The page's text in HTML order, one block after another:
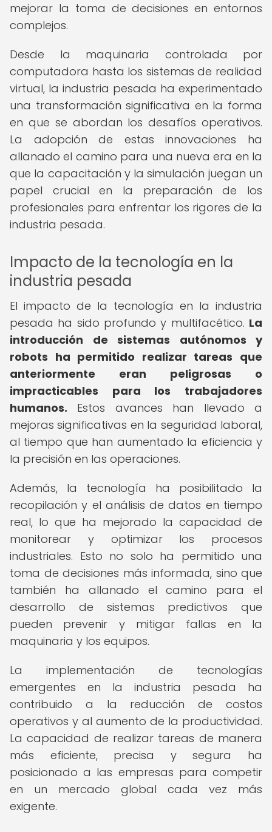
mejorar la toma de decisiones en entornos
complejos.
Desde la maquinaria controlada por
computadora hasta los sistemas de realidad
virtual, la industria pesada ha experimentado
una transformación significativa en la forma
en que se abordan los desafíos operativos.
La adopción de estas innovaciones ha
allanado el camino para una nueva era en la
que la capacitación y la simulación juegan un
papel crucial en la preparación de los
profesionales para enfrentar los rigores de la
industria pesada.
Impacto de la tecnología en la
industria pesada
El impacto de la tecnología en la industria
pesada ha sido profundo y multifacético. La
introducción de sistemas autónomos y
robots ha permitido realizar tareas que
anteriormente eran peligrosas o
impracticables para los trabajadores
humanos. Estos avances han llevado a
mejoras significativas en la seguridad laboral,
al tiempo que han aumentado la eficiencia y
la precisión en las operaciones.
Además, la tecnología ha posibilitado la
recopilación y el análisis de datos en tiempo
real, lo que ha mejorado la capacidad de
monitorear y optimizar los procesos
industriales. Esto no solo ha permitido una
toma de decisiones más informada, sino que
también ha allanado el camino para el
desarrollo de sistemas predictivos que
pueden prevenir y mitigar fallas en la
maquinaria y los equipos.
La implementación de tecnologías
emergentes en la industria pesada ha
contribuido a la reducción de costos
operativos y al aumento de la productividad.
La capacidad de realizar tareas de manera
más eficiente, precisa y segura ha
posicionado a las empresas para competir
en un mercado global cada vez más
exigente.